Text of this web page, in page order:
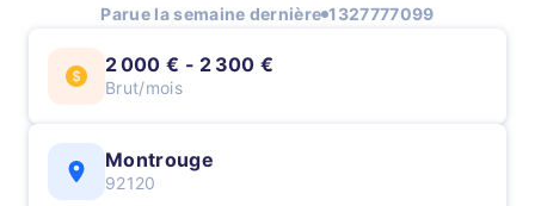
Parue la semaine dernière 1327777099
2 000 € - 2 300 €
Brut/mois
Montrouge
92120